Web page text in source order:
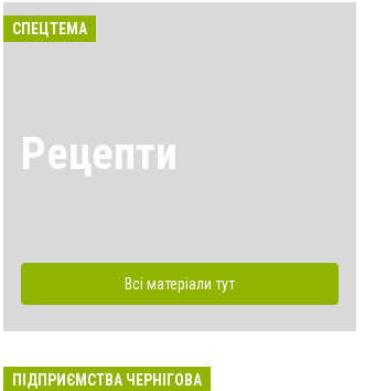
СПЕЦТЕМА
Рецепти
Всі матеріали тут
ПІДПРИЄМСТВА ЧЕРНІГОВА